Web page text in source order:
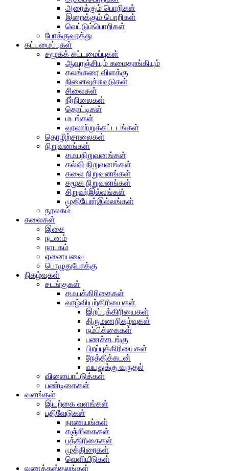
அரைக்கும் பொறிகள்
இறைக்கும் பொறிகள்
வெட்டும்பொறிகள்
போக்குவரத்து
கட்டமைப்புகள்
சமூகக் கட்டமைப்புகள்
ஆவுரஞ்சியும் சுமைதாங்கியும்
கலங்கரை விளக்கு
நினைவுச்சுவடுகள்
சிலைகள்
நீர்நிலைகள்
தொட்டிகள்
மடங்கள்
வரலாற்றுக்கட்டடங்கள்
தொழிற்சாலைகள்
நிறுவனங்கள்
சமயநிறுவனங்கள்
கல்வி நிறுவனங்கள்
கலை நிறுவனங்கள்
சமூக நிறுவனங்கள்
சிறுவர்இல்லங்கள்
முதியோர்இல்லங்கள்
நூலகம்
கலைகள்
இசை
நடனம்
நாடகம்
ஏனையவை
பொழுதுபோக்கு
நிகழ்வுகள்
சடங்குகள்
சமயக்கிரிகைகள்
வாழ்வியற்கிரியைகள்
இறப்புக்கிரியைகள்
திருமணநிகழ்வுகள்
நம்பிக்கைகள்
பணச்சடங்கு
பிறப்புக்கிரியைகள்
நேத்திக்கடன்
வயதுக்கு வருதல்
விளையாட்டுக்கள்
பண்டிகைகள்
வளங்கள்
இயற்கை வளங்கள்
பதிவேடுகள்
நாணயங்கள்
சஞ்சிகைகள்
பத்திரிகைகள்
முத்திரைகள்
வெளியீடுகள்
வணக்கஸ்தலங்கள்